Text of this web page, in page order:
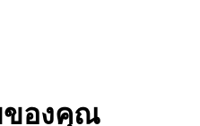
ของคุณ